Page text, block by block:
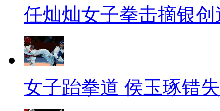
任灿灿女子拳击摘银
女子跆拳道 侯玉琢错